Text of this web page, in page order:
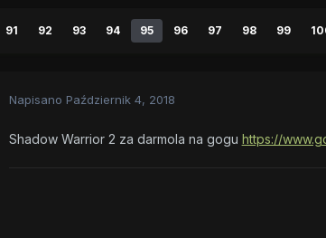
91 92 93 94 95 96 97 98 99
Napisano Październik 4, 2018
Shadow Warrior 2 za darmola na gogu https://